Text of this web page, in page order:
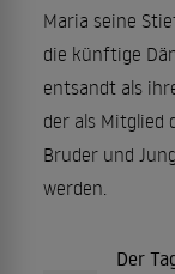
Maria seine
die künftige
entsandt als
der als Mitglied
Bruder und
werden.
Der